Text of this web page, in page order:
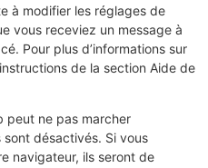
à modifier les réglages de
vous receviez un message à
Pour plus d’informations sur
de la section Aide de
peut ne pas marcher
désactivés. Si vous
navigateur, ils seront de